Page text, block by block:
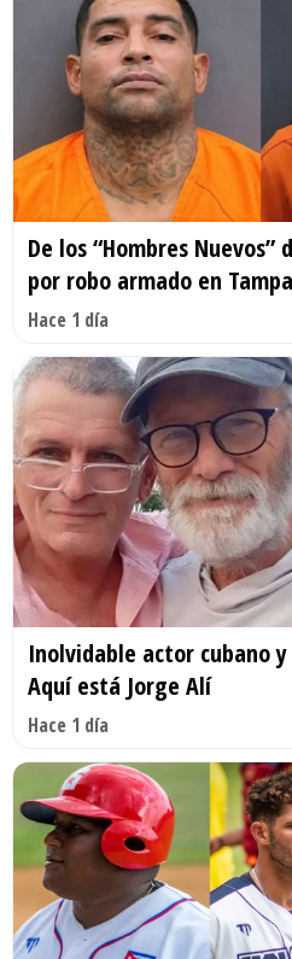
De los “Hombres
por robo armado en Tampa
Hace 1 día
Inolvidable actor cubano
Aquí está Jorge Alí
Hace 1 día